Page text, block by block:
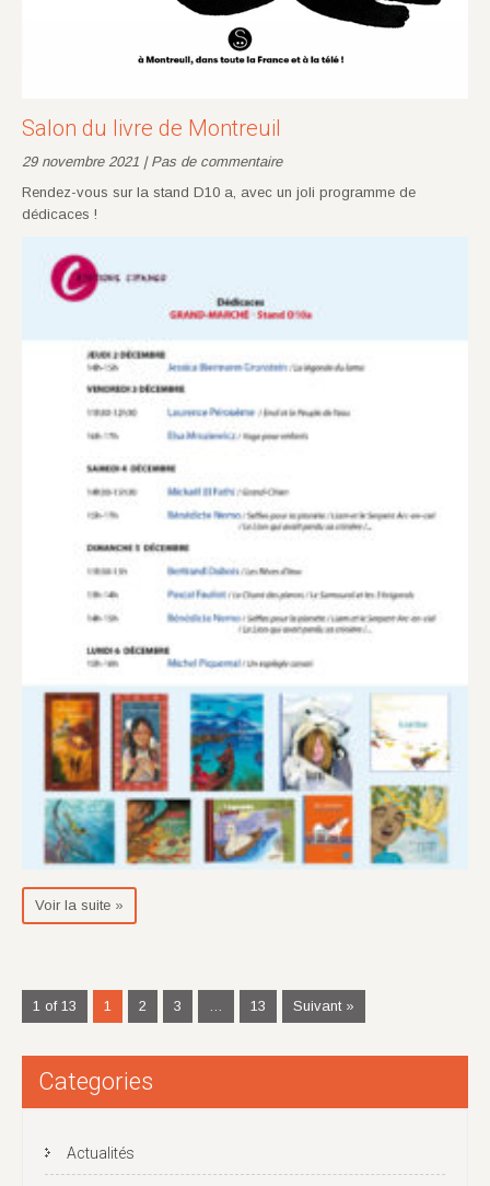
Salon du livre de Montreuil
29 novembre 2021 | Pas de commentaire
Rendez-vous sur la stand D10 a, avec un joli programme de
dédicaces !
Voir la suite »
1 of 13 1 2 3 … 13 Suivant »
Categories
Actualités